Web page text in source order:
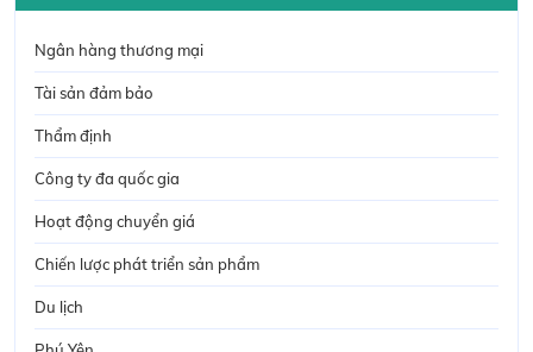
Ngân hàng thương mại
Tài sản đảm bảo
Thẩm định
Công ty đa quốc gia
Hoạt động chuyển giá
Chiến lược phát triển sản phẩm
Du lịch